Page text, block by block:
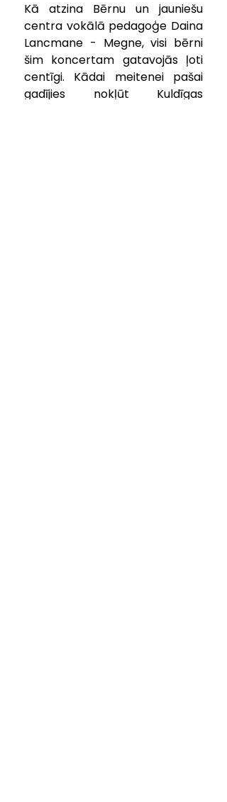
Kā atzina Bērnu un jauniešu
centra vokālā pedagoģe Daina
Lancmane - Megne, visi bērni
šim koncertam gatavojās ļoti
centīgi. Kādai meitenei pašai
gadījies nokļūt Kuldīgas